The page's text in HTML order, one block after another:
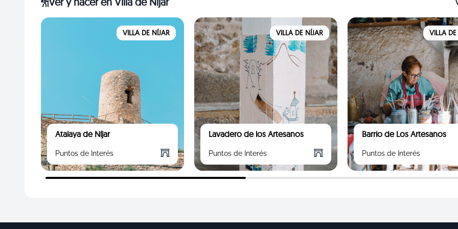
VILLA DE NÍJAR
Atalaya de Níjar
Puntos de Interés
VILLA DE NÍJAR
Lavadero de los Artesanos
Puntos de Interés
VILLA
Barrio de Los Artesanos
Puntos de Interés